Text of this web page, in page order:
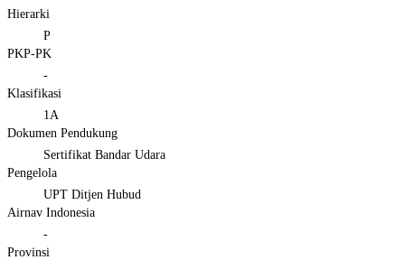
Hierarki
P
PKP-PK
-
Klasifikasi
1A
Dokumen Pendukung
Sertifikat Bandar Udara
Pengelola
UPT Ditjen Hubud
Airnav Indonesia
-
Provinsi